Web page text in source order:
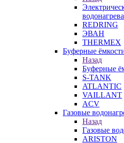
REDRING
ЭВАН
THERMEX
Буферные
Назад
Буферные
S-TANK
ATLANTIC
VAILLANT
ACV
Газовые
Назад
Газовые
ARISTON